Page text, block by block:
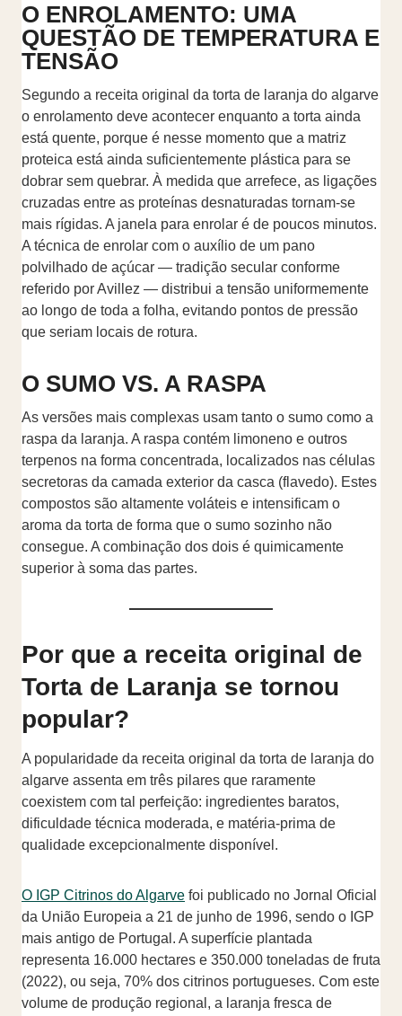
O ENROLAMENTO: UMA
QUESTÃO DE TEMPERATURA E
TENSÃO
Segundo a receita original da torta de laranja do algarve
o enrolamento deve acontecer enquanto a torta ainda
está quente, porque é nesse momento que a matriz
proteica está ainda suficientemente plástica para se
dobrar sem quebrar. À medida que arrefece, as ligações
cruzadas entre as proteínas desnaturadas tornam-se
mais rígidas. A janela para enrolar é de poucos minutos.
A técnica de enrolar com o auxílio de um pano
polvilhado de açúcar — tradição secular conforme
referido por Avillez — distribui a tensão uniformemente
ao longo de toda a folha, evitando pontos de pressão
que seriam locais de rotura.
O SUMO VS. A RASPA
As versões mais complexas usam tanto o sumo como a
raspa da laranja. A raspa contém limoneno e outros
terpenos na forma concentrada, localizados nas células
secretoras da camada exterior da casca (flavedo). Estes
compostos são altamente voláteis e intensificam o
aroma da torta de forma que o sumo sozinho não
consegue. A combinação dos dois é quimicamente
superior à soma das partes.
Por que a receita original de
Torta de Laranja se tornou
popular?
A popularidade da receita original da torta de laranja do
algarve assenta em três pilares que raramente
coexistem com tal perfeição: ingredientes baratos,
dificuldade técnica moderada, e matéria-prima de
qualidade excepcionalmente disponível.
O IGP Citrinos do Algarve foi publicado no Jornal Oficial
da União Europeia a 21 de junho de 1996, sendo o IGP
mais antigo de Portugal. A superfície plantada
representa 16.000 hectares e 350.000 toneladas de fruta
(2022), ou seja, 70% dos citrinos portugueses. Com este
volume de produção regional, a laranja fresca de